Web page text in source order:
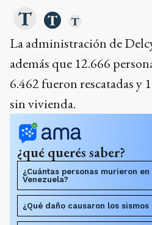
La administración de
además que 12.666
6.462 fueron rescatadas y
sin vivienda.
¿qué querés saber?
¿Cuántas personas murieron
Venezuela?
¿Qué daño causaron los